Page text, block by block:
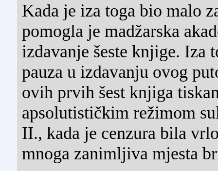
Kada je iza toga bio malo
pomogla je madžarska
izdavanje šeste knjige. Iza
pauza u izdavanju ovog
ovih prvih šest knjiga
apsolutističkim režimom
II., kada je cenzura bila
mnoga zanimljiva mjesta